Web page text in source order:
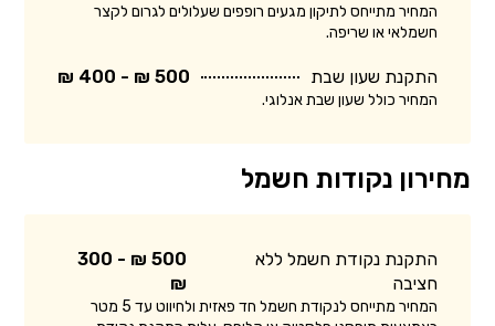
המחיר מתייחס לתיקון מגעים רופפים שעלולים לגרום לקצר
חשמלאי או שריפה.
התקנת שעון שבת 500 ₪ - 400 ₪
המחיר כולל שעון שבת אנלוגי.
מחירון נקודות חשמל
התקנת נקודת חשמל ללא
חציבה
500 ₪ - 300
₪
המחיר מתייחס לנקודת חשמל חד פאזית ולחיווט עד 5 מטר